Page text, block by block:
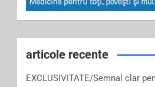
articole recente
EXCLUSIVITATE/Semnal clar